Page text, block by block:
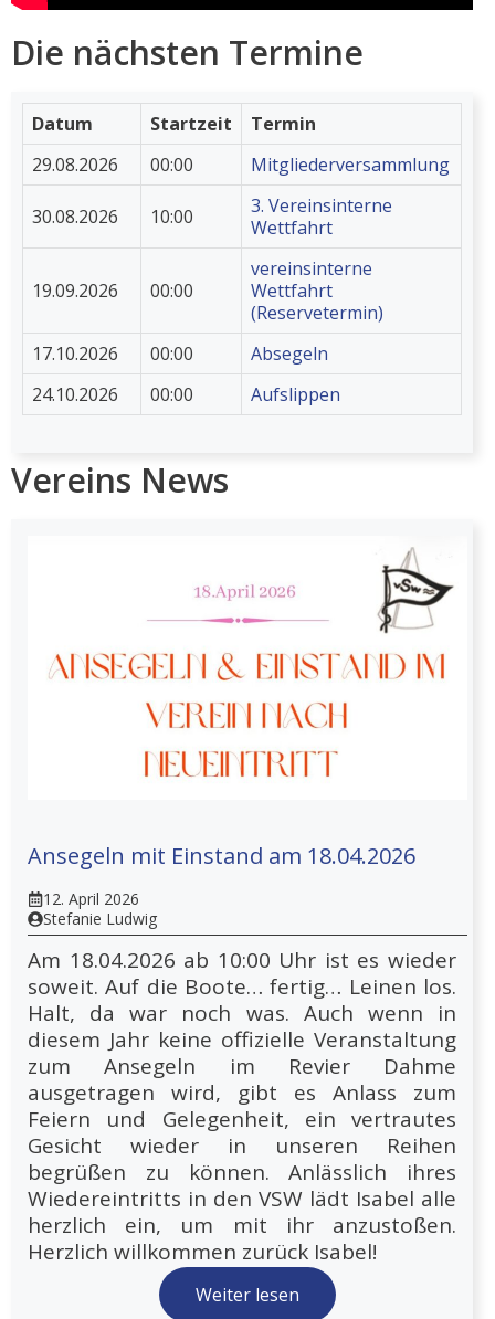
Die nächsten Termine
Datum Startzeit
Termin
29.08.2026
00:00 Mitgliederversammlung
30.08.2026 10:00
3. Vereinsinterne
Wettfahrt
19.09.2026 00:00
vereinsinterne
Wettfahrt
(Reservetermin)
17.10.2026
00:00
Absegeln
24.10.2026
00:00 Aufslippen
Vereins News
Ansegeln mit Einstand am 18.04.2026
12. April 2026
Stefanie Ludwig
Am 18.04.2026 ab 10:00 Uhr ist es wieder
soweit. Auf die Boote… fertig… Leinen los.
Halt, da war noch was. Auch wenn in
diesem Jahr keine offizielle Veranstaltung
zum Ansegeln im Revier Dahme
ausgetragen wird, gibt es Anlass zum
Feiern und Gelegenheit, ein vertrautes
Gesicht wieder in unseren Reihen
begrüßen zu können. Anlässlich ihres
Wiedereintritts in den VSW lädt Isabel alle
herzlich ein, um mit ihr anzustoßen.
Herzlich willkommen zurück Isabel!
Weiter lesen